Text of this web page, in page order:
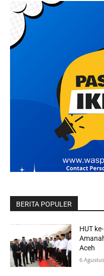
BERITA POPULER
HUT
Aceh
6